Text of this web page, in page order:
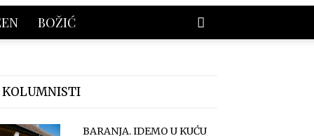
BOŽIĆ
KOLUMNISTI
BARANJA. IDEMO U KUĆU